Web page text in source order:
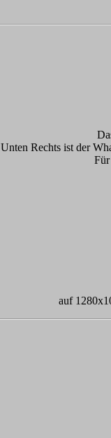
Unten Rechts ist der
auf